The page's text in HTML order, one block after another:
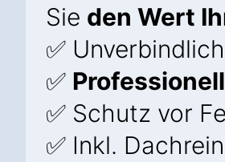
Sie den Wert
✅
✅
✅ Schutz vor
✅ Inkl.